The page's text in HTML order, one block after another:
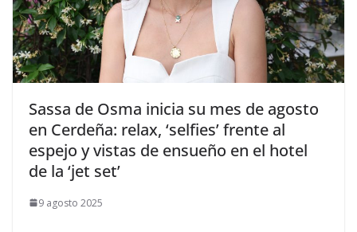
​Sassa de Osma inicia su mes de agosto
en Cerdeña: relax, ‘selfies’ frente al
espejo y vistas de ensueño en el hotel
de la ‘jet set’
9 agosto 2025